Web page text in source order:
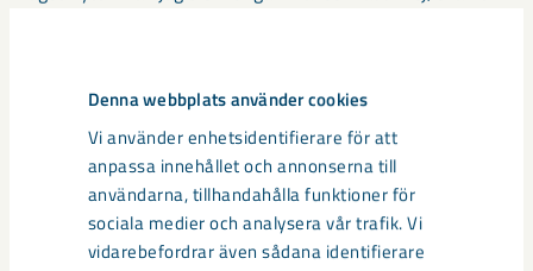
Denna webbplats använder cookies
Vi använder enhetsidentifierare för att
anpassa innehållet och annonserna till
användarna, tillhandahålla funktioner för
sociala medier och analysera vår trafik. Vi
vidarebefordrar även sådana identifierare
– Jag kommer huvudsakligen jobba med underhåll av
lägenheter. Jag har börjat alldeles nyss och det är roligt att se
hur alla hjälper varandra kors och tvärs, även mellan orterna,
det är ovanligt men mycket positivt. Sen är alla ivriga att lära
upp mig för det är en hel del att lära sig. Allt från alla
områden till hur fastighetssystemet fungerar, men det känns